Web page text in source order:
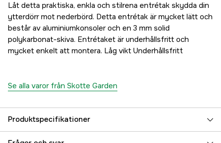
Låt detta praktiska, enkla och stilrena entrétak skydda din
ytterdörr mot nederbörd. Detta entrétak är mycket lätt och
består av aluminiumkonsoler och en 3 mm solid
polykarbonat-skiva. Entrétaket är underhållsfritt och
mycket enkelt att montera. Låg vikt Underhållsfritt
Se alla varor från Skotte Garden
Produktspecifikationer